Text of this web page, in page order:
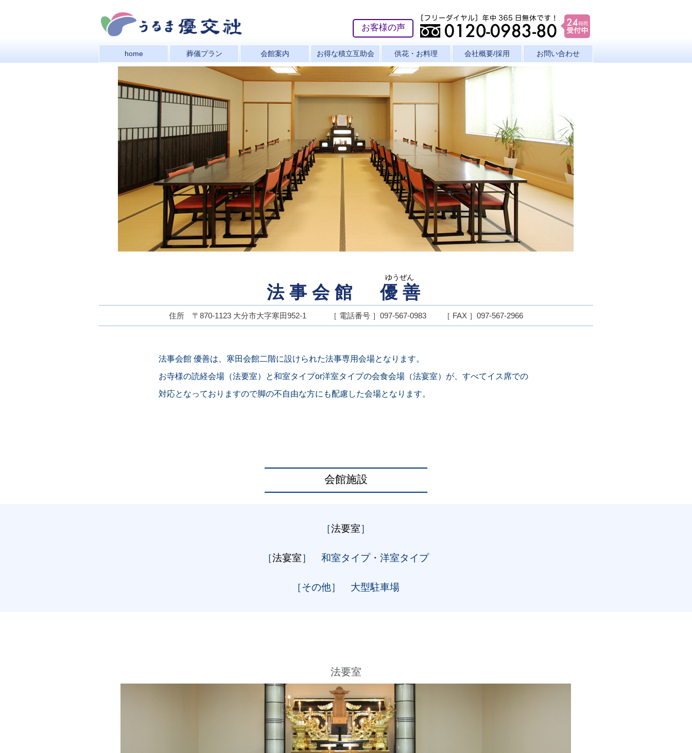
home 葬儀プラン 会館案内 お得な積立互助会 供花・お料理 会社概要/採用 お問い合わせ
お客様の声
法事会館 優善
住所 〒870-1123 大分市大字寒田952-1 ［ 電話番号 ］097-567-0983 ［ FAX ］097-567-2966
法事会館 優善
ゆうぜん
法事会館 優善は、寒田会館二階に設けられた法事専用会場となります。
お寺様の読経会場（法要室）と和室タイプor洋室タイプの会食会場（法宴室）が、すべてイス席での
対応となっておりますので脚の不自由な方にも配慮した会場となります。
会館施設
［法要室］
［法宴室］ 和室タイプ・洋室タイプ
［その他］ 大型駐車場
法要室